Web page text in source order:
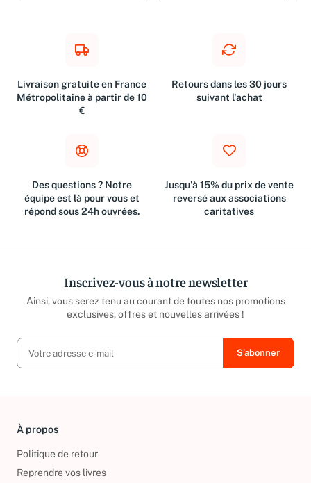
Livraison gratuite en France
Métropolitaine à partir de 10
€
Retours dans les 30 jours
suivant l'achat
Des questions ? Notre
équipe est là pour vous et
répond sous 24h ouvrées.
Jusqu'à 15% du prix de vente
reversé aux associations
caritatives
Inscrivez-vous à notre newsletter
Ainsi, vous serez tenu au courant de toutes nos promotions
exclusives, offres et nouvelles arrivées !
À propos
Politique de retour
Reprendre vos livres